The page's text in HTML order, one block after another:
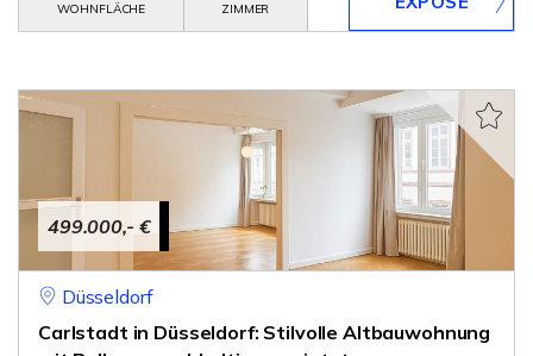
WOHNFLÄCHE
ZIMMER
499.000,- €
Düsseldorf
Carlstadt in Düsseldorf: Stilvolle Altbauwohnung